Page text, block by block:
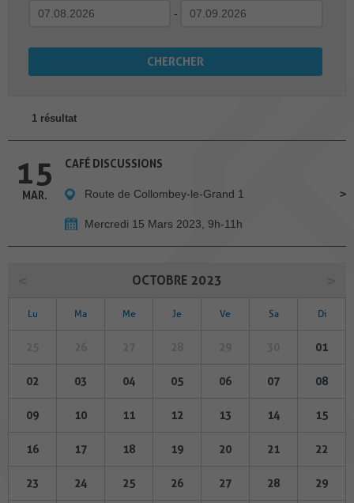
-
1 résultat
15
MAR.
CAFÉ DISCUSSIONS
Route de Collombey-le-Grand 1
Mercredi 15 Mars 2023, 9h-11h
OCTOBRE 2023
Lu Ma Me Je Ve Sa Di
01
02 03 04 05 06 07 08
09 10 11 12 13 14 15
16 17 18 19 20 21 22
23 24 25 26 27 28 29